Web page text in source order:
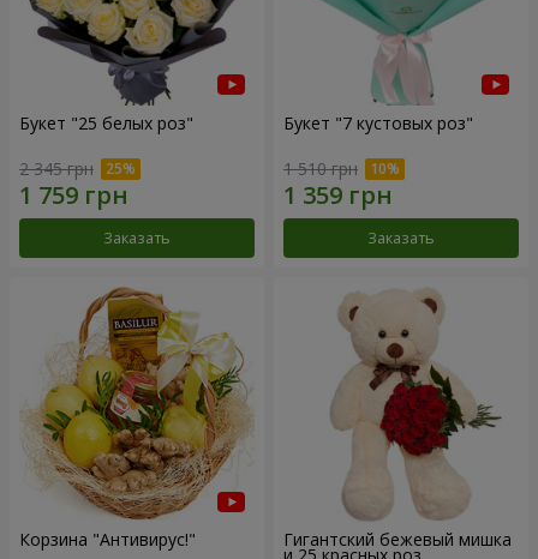
Букет "25 белых роз"
2 345 грн
Заказать
Букет "7 кустовых роз"
1 510 грн
Заказать
Корзина "Антивирус!" Гигантский бежевый мишка